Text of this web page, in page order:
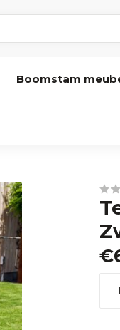
Boomstam